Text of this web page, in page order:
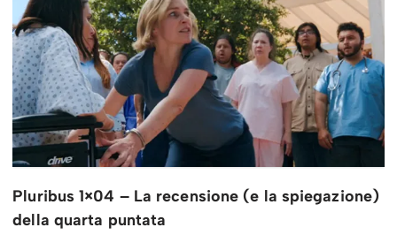
Pluribus 1×04 – La recensione (e la spiegazione)
della quarta puntata